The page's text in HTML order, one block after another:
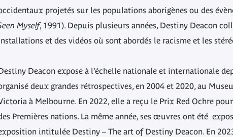
projetés sur les populations aborigènes ou des
Myself, 1991). Depuis plusieurs années, Destiny Deacon
et des vidéos où sont abordés le racisme et les
Deacon expose à l’échelle nationale et internationale
deux grandes rétrospectives, en 2004 et 2020, au
à Melbourne. En 2022, elle a reçu le Prix Red Ochre
Premières nations. La même année, ses œuvres ont été
intitulée Destiny – The art of Destiny Deacon. En